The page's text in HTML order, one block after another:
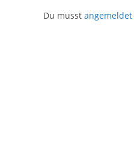
Du musst angemeldet